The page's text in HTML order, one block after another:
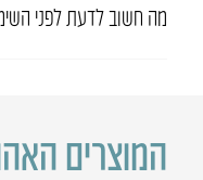
מה חשוב לדעת לפני
המוצרים